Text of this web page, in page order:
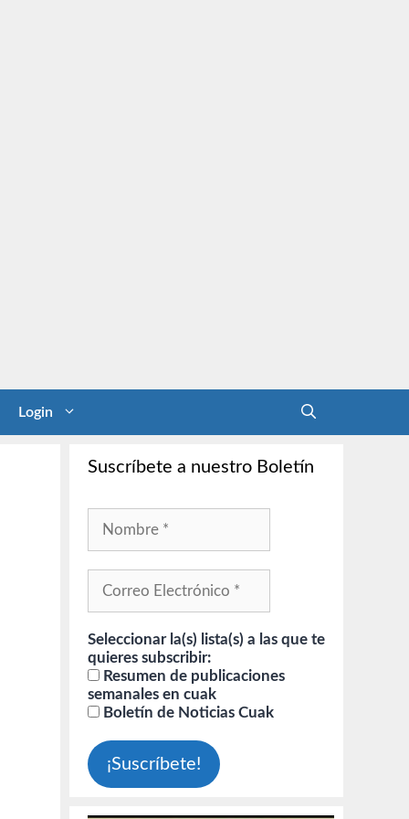
Login
Suscríbete a nuestro Boletín
Seleccionar la(s) lista(s) a las que te
quieres subscribir:
Resumen de publicaciones
semanales en cuak
Boletín de Noticias Cuak